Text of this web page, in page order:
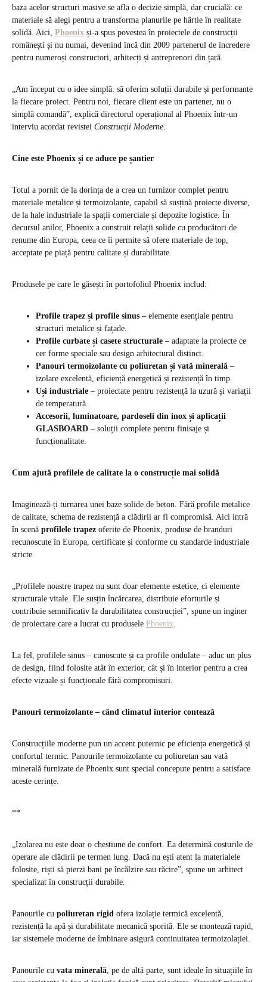
baza acelor structuri masive se afla o decizie simplă, dar crucială: ce
materiale să alegi pentru a transforma planurile pe hârtie în realitate
solidă. Aici, Phoenix și-a spus povestea în proiectele de construcții
românești și nu numai, devenind încă din 2009 partenerul de încredere
pentru numeroși constructori, arhitecți și antreprenori din țară.
„Am început cu o idee simplă: să oferim soluții durabile și performante
la fiecare proiect. Pentru noi, fiecare client este un partener, nu o
simplă comandă”, explică directorul operațional al Phoenix într-un
interviu acordat revistei Construcții Moderne.
Cine este Phoenix și ce aduce pe șantier
Totul a pornit de la dorința de a crea un furnizor complet pentru
materiale metalice și termoizolante, capabil să susțină proiecte diverse,
de la hale industriale la spații comerciale și depozite logistice. În
decursul anilor, Phoenix a construit relații solide cu producători de
renume din Europa, ceea ce îi permite să ofere materiale de top,
acceptate pe piață pentru calitate și durabilitate.
Produsele pe care le găsești în portofoliul Phoenix includ:
Profile trapez și profile sinus – elemente esențiale pentru
structuri metalice și fațade.
Profile curbate și casete structurale – adaptate la proiecte ce
cer forme speciale sau design arhitectural distinct.
Panouri termoizolante cu poliuretan și vată minerală –
izolare excelentă, eficiență energetică și rezistență în timp.
Uși industriale – proiectate pentru rezistență la uzură și variații
de temperatură.
Accesorii, luminatoare, pardoseli din inox și aplicații
GLASBOARD – soluții complete pentru finisaje și
funcționalitate.
Cum ajută profilele de calitate la o construcție mai solidă
Imaginează‑ți turnarea unei baze solide de beton. Fără profile metalice
de calitate, schema de rezistență a clădirii ar fi compromisă. Aici intră
în scenă profilele trapez oferite de Phoenix, produse de branduri
recunoscute în Europa, certificate și conforme cu standarde industriale
stricte.
„Profilele noastre trapez nu sunt doar elemente estetice, ci elemente
structurale vitale. Ele susțin încărcarea, distribuie eforturile și
contribuie semnificativ la durabilitatea construcției”, spune un inginer
de proiectare care a lucrat cu produsele Phoenix.
La fel, profilele sinus – cunoscute și ca profile ondulate – aduc un plus
de design, fiind folosite atât în exterior, cât și în interior pentru a crea
efecte vizuale și funcționale fără compromisuri.
Panouri termoizolante – când climatul interior contează
Construcțiile moderne pun un accent puternic pe eficiența energetică și
confortul termic. Panourile termoizolante cu poliuretan sau vată
minerală furnizate de Phoenix sunt special concepute pentru a satisface
aceste cerințe.
**
„Izolarea nu este doar o chestiune de confort. Ea determină costurile de
operare ale clădirii pe termen lung. Dacă nu ești atent la materialele
folosite, riști să pierzi bani pe încălzire sau răcire”, spune un arhitect
specializat în construcții durabile.
Panourile cu poliuretan rigid ofera izolație termică excelentă,
rezistență la apă și durabilitate mecanică sporită. Ele se montează rapid,
iar sistemele moderne de îmbinare asigură continuitatea termoizolației.
Panourile cu vata minerală, pe de altă parte, sunt ideale în situațiile în